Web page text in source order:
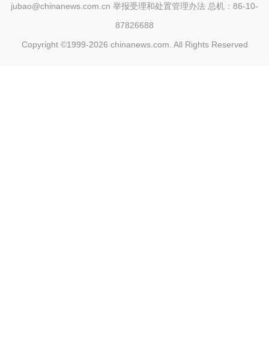
jubao@chinanews.com.cn 举报受理和处置管理办法 总机：86-10-
87826688
Copyright ©1999-2026 chinanews.com. All Rights Reserved